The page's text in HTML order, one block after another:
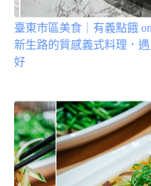
臺東市區美食｜有義點餓
新生路的質感義式料理．
好